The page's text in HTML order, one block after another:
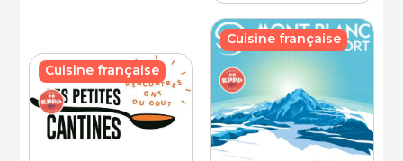
Cuisine française
Cuisine française